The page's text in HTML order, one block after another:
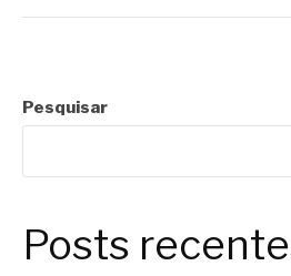
Pesquisar
Posts